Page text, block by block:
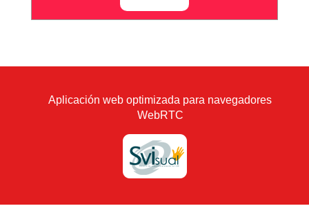
Aplicación web optimizada para navegadores
WebRTC